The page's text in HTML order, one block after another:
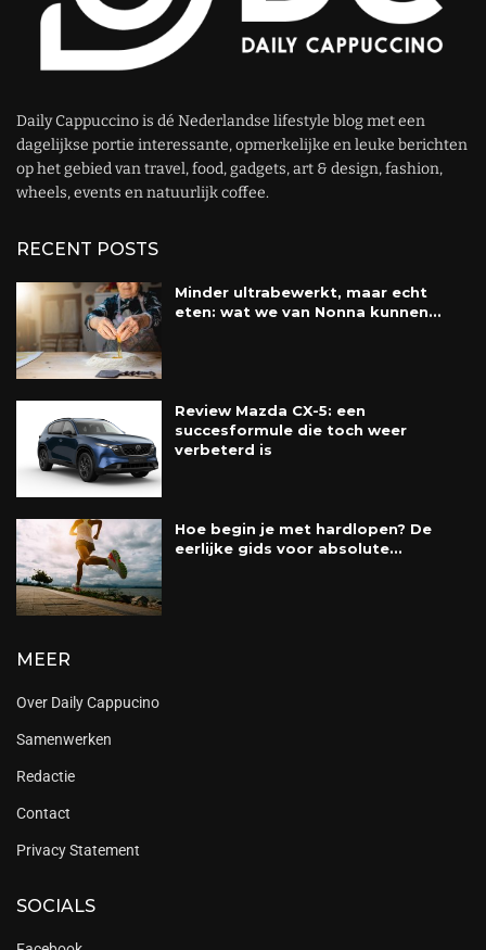
Daily Cappuccino is dé Nederlandse lifestyle blog met een
dagelijkse portie interessante, opmerkelijke en leuke berichten
op het gebied van travel, food, gadgets, art & design, fashion,
wheels, events en natuurlijk coffee.
RECENT POSTS
Minder ultrabewerkt, maar echt
eten: wat we van Nonna kunnen...
Review Mazda CX-5: een
succesformule die toch weer
verbeterd is
Hoe begin je met hardlopen? De
eerlijke gids voor absolute...
MEER
Over Daily Cappucino
Samenwerken
Redactie
Contact
Privacy Statement
SOCIALS